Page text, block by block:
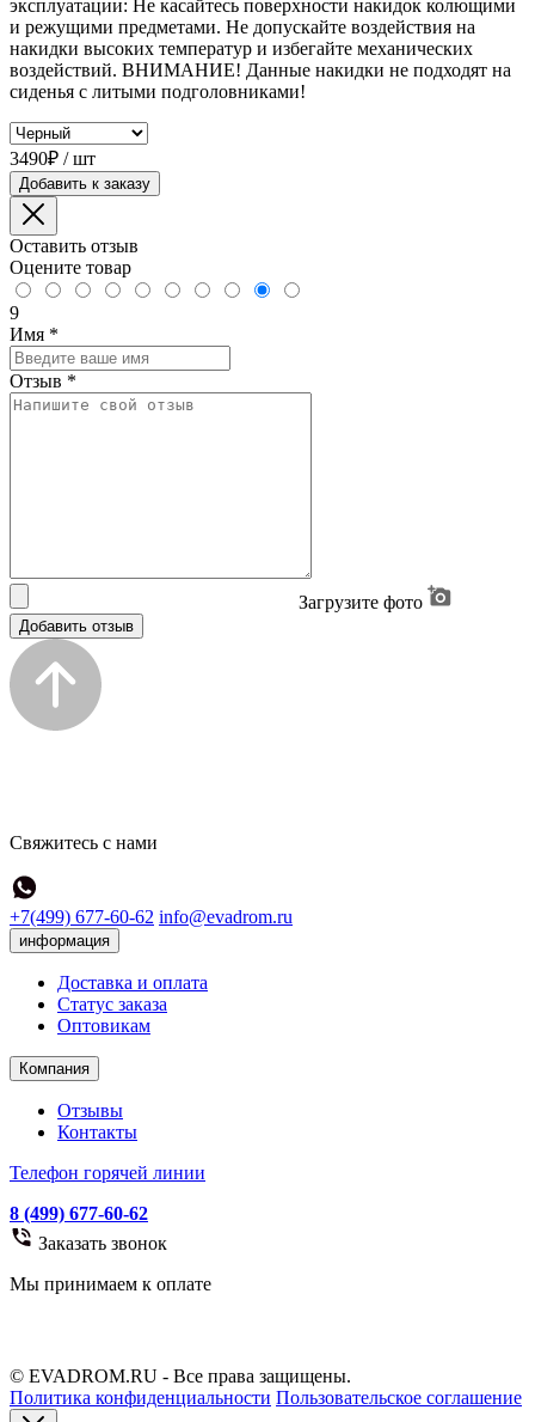
эксплуатации: Не касайтесь поверхности накидок колющими
и режущими предметами. Не допускайте воздействия на
накидки высоких температур и избегайте механических
воздействий. ВНИМАНИЕ! Данные накидки не подходят на
сиденья с литыми подголовниками!
3490₽ / шт
Добавить к заказу
Оставить отзыв
Оцените товар
9
Имя *
Отзыв *
Загрузите фото
Добавить отзыв
Свяжитесь с нами
+7(499) 677-60-62 info@evadrom.ru
информация
Доставка и оплата
Статус заказа
Оптовикам
Компания
Отзывы
Контакты
Телефон горячей линии
8 (499) 677-60-62
Заказать звонок
Мы принимаем к оплате
© EVADROM.RU - Все права защищены.
Политика конфиденциальности Пользовательское соглашение